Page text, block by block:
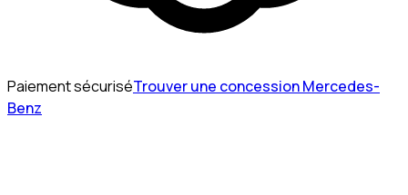
Paiement sécuriséTrouver une concession Mercedes-
Benz